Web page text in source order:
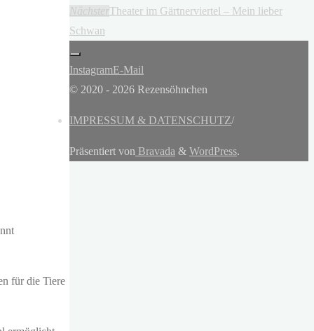
für die Tiere
NächsterTheater im Gärtnerviertel – Mein lieber
Schwan
InstagramE-Mail
© 2020 - 2026 Rezensöhnchen
IMPRESSUM & DATENSCHUTZ/
Präsentiert von Bravada & WordPress.